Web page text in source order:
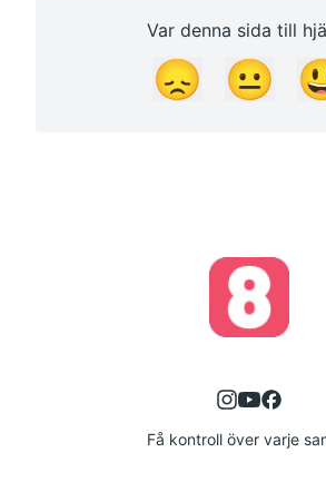
Var denna sida till
😞 😐
Få kontroll över varje